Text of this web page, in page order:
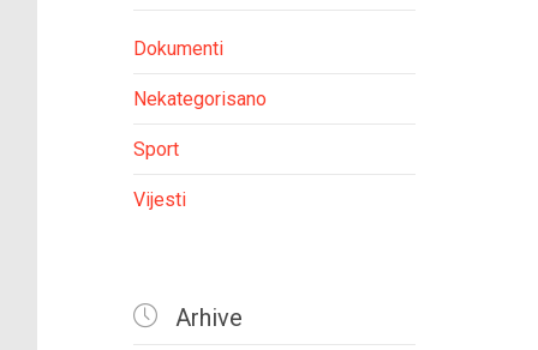
Dokumenti
Nekategorisano
Sport
Vijesti
 Arhive